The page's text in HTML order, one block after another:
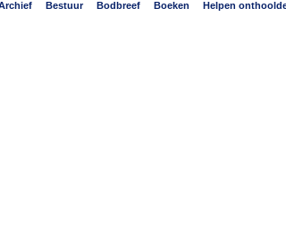
Bestuur Bodbreef Boeken Helpen onthoolden